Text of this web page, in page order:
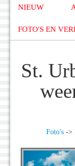
NIEUW
FOTO'S EN
St.
Foto's ->